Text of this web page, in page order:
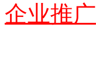
企业推广